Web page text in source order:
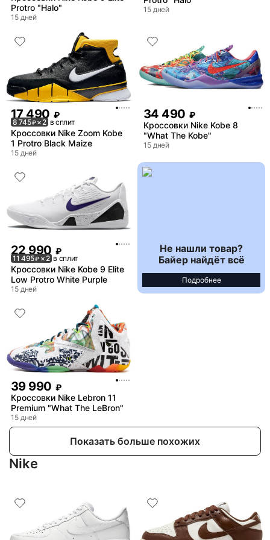
Protro "Halo"
15 дней
15 дней
17 490 ₽
8 745₽× 2 в сплит
Кроссовки Nike Zoom Kobe
1 Protro Black Maize
15 дней
34 490 ₽
Кроссовки Nike Kobe 8
"What The Kobe"
15 дней
22 990 ₽
11 495₽ × 2 в сплит
Кроссовки Nike Kobe 9 Elite
Low Protro White Purple
15 дней
Не нашли товар?
Байер найдёт всё
Подробнее
39 990 ₽
Кроссовки Nike Lebron 11
Premium "What The LeBron"
15 дней
Показать больше похожих
Nike